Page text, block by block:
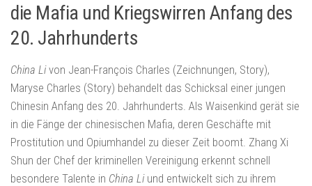
die Mafia und Kriegswirren Anfang des
20. Jahrhunderts
China Livon Jean-François Charles (Zeichnungen, Story),
Maryse Charles (Story) behandelt das Schicksal einer jungen
Chinesin Anfang des 20. Jahrhunderts. Als Waisenkind gerät sie
in die Fänge der chinesischen Mafia, deren Geschäfte mit
Prostitution und Opiumhandel zu dieser Zeit boomt. Zhang Xi
Shun der Chef der kriminellen Vereinigung erkennt schnell
besondere Talente in China Liund entwickelt sich zu ihrem